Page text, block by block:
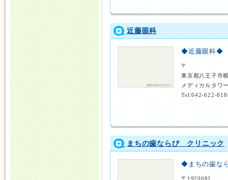
近藤眼科
◆近藤眼科◆
〒
東京都八王子市
メディカルタワ
Tel:042-622-
まちの歯ならび クリニック
◆まちの歯な
〒1920081